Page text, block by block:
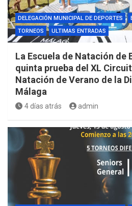
DELEGACIÓN MUNICIPAL DE DEPORTES
TORNEOS
ULTIMAS ENTRADAS
La Escuela de Natación de
quinta prueba del XL
Natación de Verano de la
Málaga
4 días atrás admin